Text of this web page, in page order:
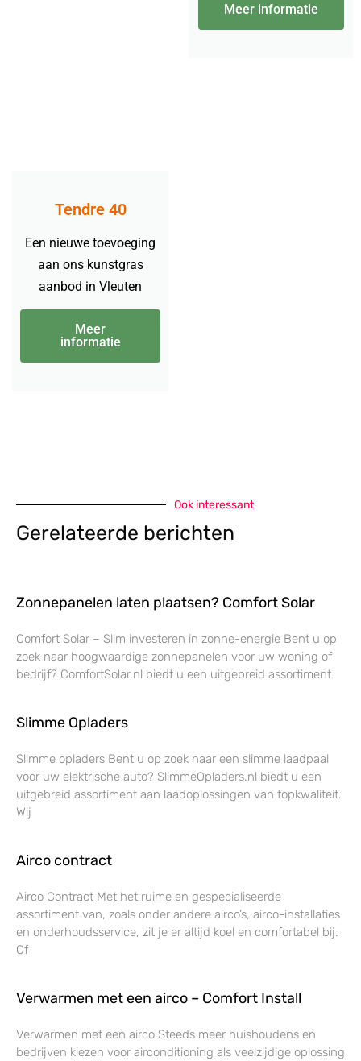
Meer informatie
Tendre 40
Een nieuwe toevoeging
aan ons kunstgras
aanbod in Vleuten
Meer
informatie
Ook interessant
Gerelateerde berichten
Zonnepanelen laten plaatsen? Comfort Solar
Comfort Solar – Slim investeren in zonne-energie Bent u op
zoek naar hoogwaardige zonnepanelen voor uw woning of
bedrijf? ComfortSolar.nl biedt u een uitgebreid assortiment
Slimme Opladers
Slimme opladers Bent u op zoek naar een slimme laadpaal
voor uw elektrische auto? SlimmeOpladers.nl biedt u een
uitgebreid assortiment aan laadoplossingen van topkwaliteit.
Wij
Airco contract
Airco Contract Met het ruime en gespecialiseerde
assortiment van, zoals onder andere airco’s, airco-installaties
en onderhoudsservice, zit je er altijd koel en comfortabel bij.
Of
Verwarmen met een airco – Comfort Install
Verwarmen met een airco Steeds meer huishoudens en
bedrijven kiezen voor airconditioning als veelzijdige oplossing